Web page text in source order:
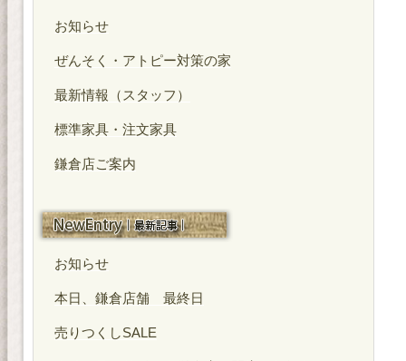
お知らせ
ぜんそく・アトピー対策の家
最新情報（スタッフ）
標準家具・注文家具
鎌倉店ご案内
最近の投稿
お知らせ
本日、鎌倉店舗 最終日
売りつくしSALE